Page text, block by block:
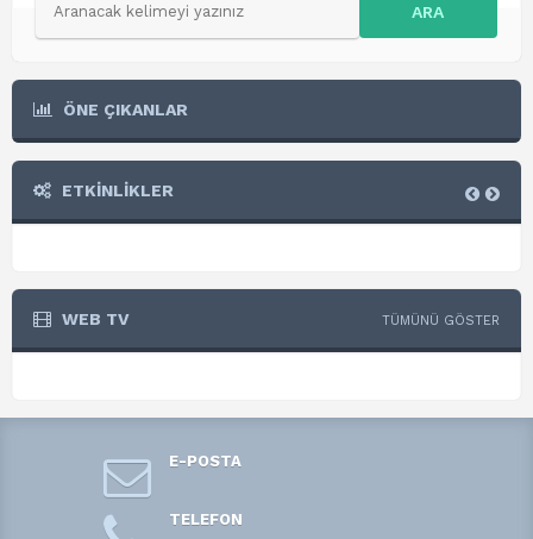
ARA
ÖNE ÇIKANLAR
ETKİNLİKLER
WEB TV TÜMÜNÜ GÖSTER
E-POSTA
TELEFON